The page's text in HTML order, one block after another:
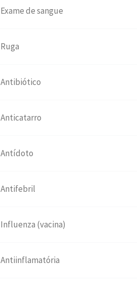
Exame de sangue
Ruga
Antibiótico
Anticatarro
Antídoto
Antifebril
Influenza (vacina)
Antiinflamatória